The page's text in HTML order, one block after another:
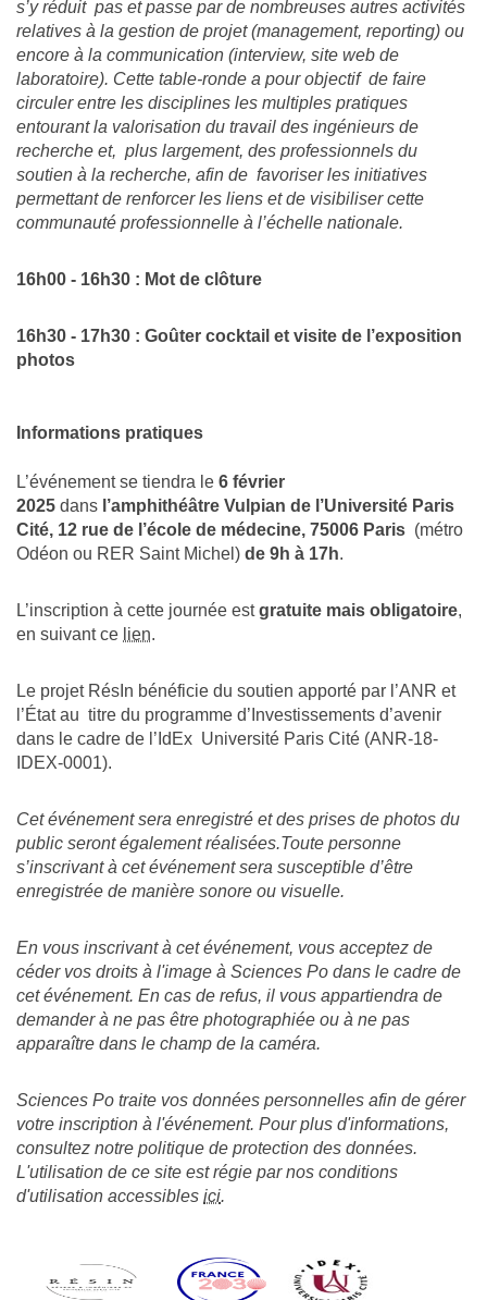
s’y réduit pas et passe par de nombreuses autres activités
relatives à la gestion de projet (management, reporting) ou
encore à la communication (interview, site web de
laboratoire). Cette table-ronde a pour objectif de faire
circuler entre les disciplines les multiples pratiques
entourant la valorisation du travail des ingénieurs de
recherche et, plus largement, des professionnels du
soutien à la recherche, afin de favoriser les initiatives
permettant de renforcer les liens et de visibiliser cette
communauté professionnelle à l’échelle nationale.
16h00 - 16h30 : Mot de clôture
16h30 - 17h30 : Goûter cocktail et visite de l’exposition
photos
Informations pratiques
L’événement se tiendra le 6 février
2025 dans l’amphithéâtre Vulpian de l’Université Paris
Cité, 12 rue de l’école de médecine, 75006 Paris (métro
Odéon ou RER Saint Michel) de 9h à 17h.
L’inscription à cette journée estgratuite mais obligatoire,
en suivant ce lien.
Le projet RésIn bénéficie du soutien apporté par l’ANR et
l’État au titre du programme d’Investissements d’avenir
dans le cadre de l’IdEx Université Paris Cité (ANR-18-
IDEX-0001).
Cet événement sera enregistré et des prises de photos du
public seront également réalisées.Toute personne
s’inscrivant à cet événement sera susceptible d’être
enregistrée de manière sonore ou visuelle.
En vous inscrivant à cet événement, vous acceptez de
céder vos droits à l'image à Sciences Po dans le cadre de
cet événement. En cas de refus, il vous appartiendra de
demander à ne pas être photographiée ou à ne pas
apparaître dans le champ de la caméra.
Sciences Po traite vos données personnelles afin de gérer
votre inscription à l'événement. Pour plus d'informations,
consultez notre politique de protection des données.
L'utilisation de ce site est régie par nos conditions
d'utilisation accessibles ici.